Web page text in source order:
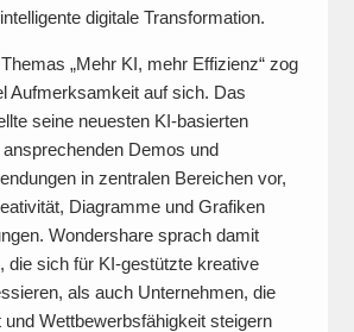
digitale Transformation.
„Mehr KI, mehr Effizienz“ zog
Aufmerksamkeit auf sich. Das
seine neuesten KI-basierten
Demos und
in zentralen Bereichen vor,
Diagramme und Grafiken
Wondershare sprach damit
die sich für KI-gestützte kreative
als auch Unternehmen, die
und Wettbewerbsfähigkeit steigern